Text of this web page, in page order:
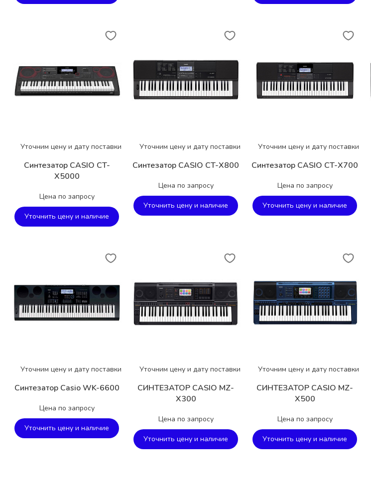
Уточним цену и дату поставки
Синтезатор CASIO CT-
X5000
Цена по запросу
Уточнить цену и наличие
Уточним цену и дату поставки
Синтезатор CASIO CT-X800
Цена по запросу
Уточнить цену и наличие
Уточним цену и дату поставки
Синтезатор CASIO CT-X700
Цена по запросу
Уточнить цену и наличие
Уточним цену и дату поставки
Синтезатор Casio WK-6600
Цена по запросу
Уточнить цену и наличие
Уточним цену и дату поставки
СИНТЕЗАТОР CASIO MZ-
X300
Цена по запросу
Уточнить цену и наличие
Уточним цену и дату поставки
СИНТЕЗАТОР CASIO MZ-
X500
Цена по запросу
Уточнить цену и наличие